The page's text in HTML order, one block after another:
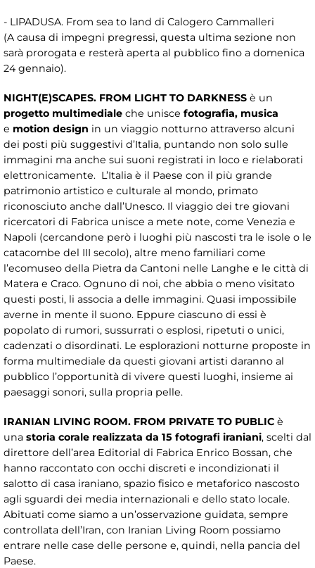
- LIPADUSA. From sea to land di Calogero Cammalleri
(A causa di impegni pregressi, questa ultima sezione non
sarà prorogata e resterà aperta al pubblico fino a domenica
24 gennaio).
NIGHT(E)SCAPES. FROM LIGHT TO DARKNESS è un
progetto multimediale che unisce fotografia, musica
e motion design in un viaggio notturno attraverso alcuni
dei posti più suggestivi d’Italia, puntando non solo sulle
immagini ma anche sui suoni registrati in loco e rielaborati
elettronicamente. L’Italia è il Paese con il più grande
patrimonio artistico e culturale al mondo, primato
riconosciuto anche dall’Unesco. Il viaggio dei tre giovani
ricercatori di Fabrica unisce a mete note, come Venezia e
Napoli (cercandone però i luoghi più nascosti tra le isole o le
catacombe del III secolo), altre meno familiari come
l’ecomuseo della Pietra da Cantoni nelle Langhe e le città di
Matera e Craco. Ognuno di noi, che abbia o meno visitato
questi posti, li associa a delle immagini. Quasi impossibile
averne in mente il suono. Eppure ciascuno di essi è
popolato di rumori, sussurrati o esplosi, ripetuti o unici,
cadenzati o disordinati. Le esplorazioni notturne proposte in
forma multimediale da questi giovani artisti daranno al
pubblico l’opportunità di vivere questi luoghi, insieme ai
paesaggi sonori, sulla propria pelle.
IRANIAN LIVING ROOM. FROM PRIVATE TO PUBLIC è
una storia corale realizzata da 15 fotografi iraniani, scelti dal
direttore dell’area Editorial di Fabrica Enrico Bossan, che
hanno raccontato con occhi discreti e incondizionati il
salotto di casa iraniano, spazio fisico e metaforico nascosto
agli sguardi dei media internazionali e dello stato locale.
Abituati come siamo a un’osservazione guidata, sempre
controllata dell’Iran, con Iranian Living Room possiamo
entrare nelle case delle persone e, quindi, nella pancia del
Paese.